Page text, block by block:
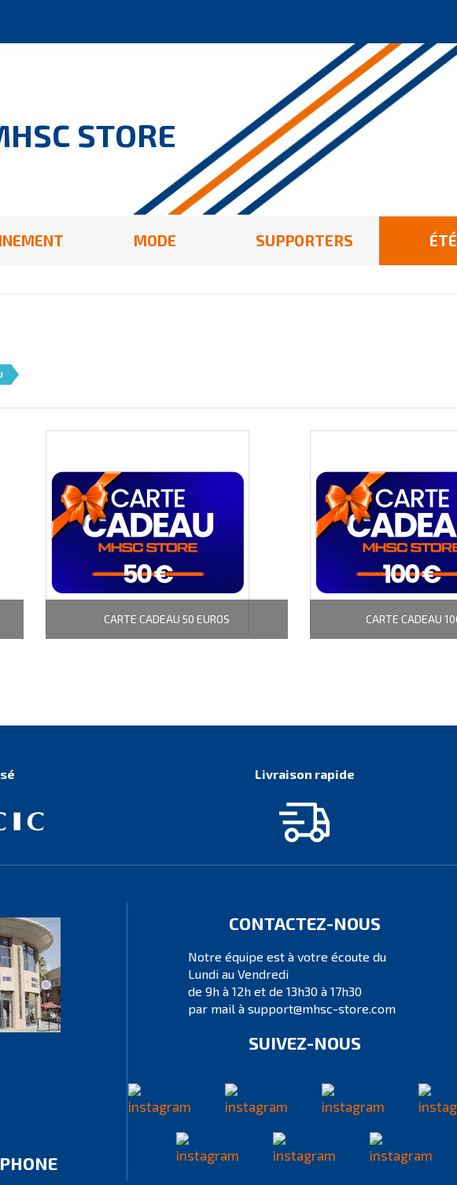
STORE
MODE SUPPORTERS
CARTE CADEAU 50 EUROS CARTE CADEAU
Livraison rapide
CONTACTEZ-NOUS
Notre équipe est à votre écoute du
Lundi au Vendredi
de 9h à 12h et de 13h30 à 17h30
par mail à support@mhsc-store.com
SUIVEZ-NOUS